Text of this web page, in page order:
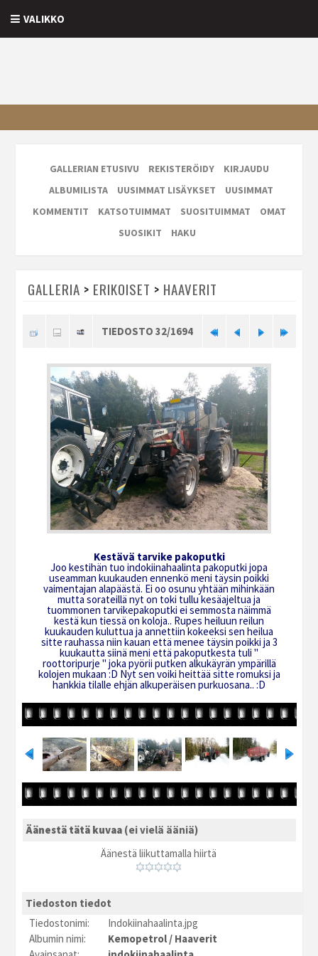
VALIKKO
GALLERIAN ETUSIVU REKISTERÖIDY
KIRJAUDU
ALBUMILISTA
UUSIMMAT LISÄYKSET
UUSIMMAT
KOMMENTIT
KATSOTUIMMAT SUOSITUIMMAT
OMAT
SUOSIKIT
HAKU
GALLERIA > ERIKOISET > HAAVERIT
TIEDOSTO 32/1694
Kestävä tarvike pakoputki
Joo kestihän tuo indokiinahaalinta pakoputki jopa
useamman kuukauden ennenkö meni täysin poikki
vaimentajan alapäästä. Ei oo osunu yhtään mihinkään
mutta sorateillä nyt on toki tullu kesäajeltua ja
tuommonen tarvikepakoputki ei semmosta näimmä
kestä kun tiessä on koloja.. Rupes heiluun reilun
kuukauden kuluttua ja annettiin kokeeksi sen heilua
sitte rauhassa niin kauan että menee täysin poikki ja 3
kuukautta siinä meni että pakoputkesta tuli "
roottoripurje " joka pyörii putken alkukäyrän ympärillä
kolojen mukaan :D Nyt sen voiki heittää sitte romuksi ja
hankkia tilalle ehjän alkuperäisen purkuosana.. :D
Äänestä tätä kuvaa (ei vielä ääniä)
Äänestä liikuttamalla hiirtä
Tiedoston tiedot
Tiedostonimi:
Indokiinahaalinta.jpg
Albumin nimi:
Kemopetrol / Haaverit